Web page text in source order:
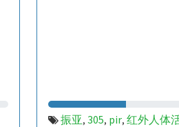
振亚, 305, pir, 红外人体